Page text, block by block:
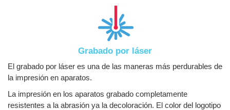
Grabado por láser
El grabado por láser es una de las maneras más perdurables de
la impresión en aparatos.
La impresión en los aparatos grabado completamente
resistentes a la abrasión ya la decoloración. El color del logotipo